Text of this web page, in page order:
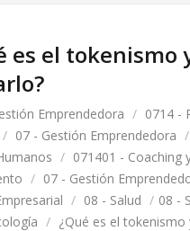
es el tokenismo
Emprendedora / 0714 -
/ 07 - Gestión Emprendedora /
/ 071401 - Coaching
/ 07 - Gestión
/ 08 - Salud / 08 -
/ ¿Qué es el